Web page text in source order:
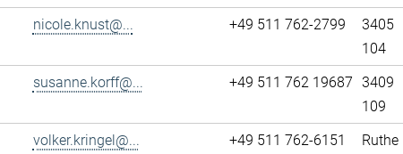
nicole.knust@... +49 511 762-2799
3405
104
susanne.korff@... +49 511 762 19687 3409
109
volker.kringel@... +49 511 762-6151 Ruthe